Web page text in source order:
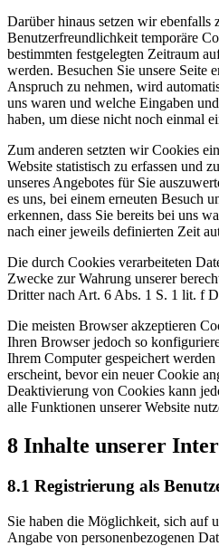
Darüber hinaus setzen wir ebenfalls
Benutzerfreundlichkeit temporäre
bestimmten festgelegten Zeitraum
werden. Besuchen Sie unsere Seite
Anspruch zu nehmen, wird
uns waren und welche Eingaben
haben, um diese nicht noch einmal
Zum anderen setzten wir Cookies
Website statistisch zu erfassen und
unseres Angebotes für Sie
es uns, bei einem erneuten Besuch
erkennen, dass Sie bereits bei uns
nach einer jeweils definierten Zeit
Die durch Cookies verarbeiteten
Zwecke zur Wahrung unserer
Dritter nach Art. 6 Abs. 1 S. 1 lit. f
Die meisten Browser akzeptieren
Ihren Browser jedoch so
Ihrem Computer gespeichert
erscheint, bevor ein neuer Cookie
Deaktivierung von Cookies kann
alle Funktionen unserer Website
8 Inhalte unserer
8.1 Registrierung als
Sie haben die Möglichkeit, sich auf
Angabe von personenbezogenen